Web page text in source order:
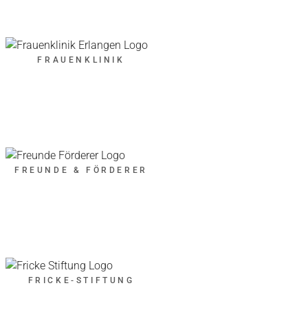
FRAUENKLINIK
FREUNDE & FÖRDERER
FRICKE-STIFTUNG